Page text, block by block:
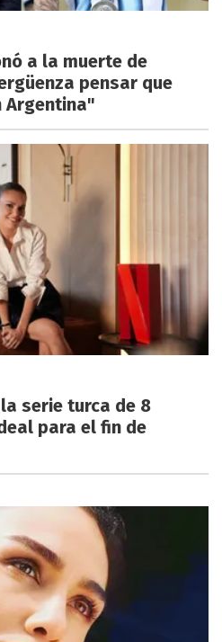
a la muerte de
pensar que
Argentina"
serie turca de 8
para el fin de